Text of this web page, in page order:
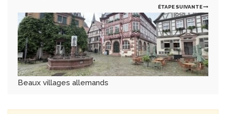
ÉTAPE SUIVANTE
Beaux villages allemands